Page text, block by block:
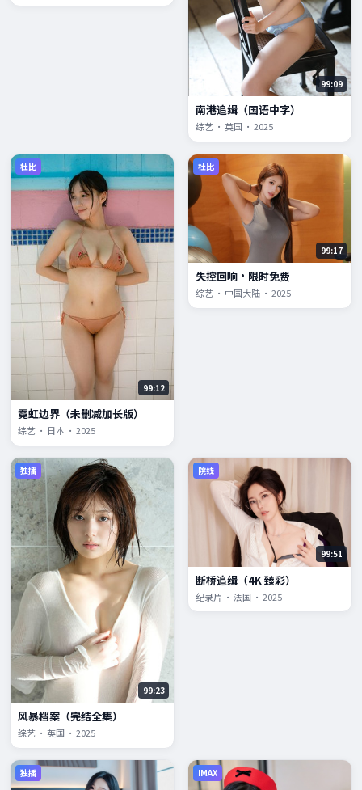
99:09
南港追缉（国语中字）
综艺 · 英国 · 2025
杜比
99:12
霓虹边界（未删减加长版）
综艺 · 日本 · 2025
杜比
99:17
失控回响·限时免费
综艺 · 中国大陆 · 2025
独播
99:23
风暴档案（完结全集）
综艺 · 英国 · 2025
院线
99:51
断桥追缉（4K 臻彩）
纪录片 · 法国 · 2025
独播 IMAX